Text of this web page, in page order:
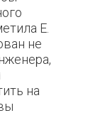
Е.
не
на